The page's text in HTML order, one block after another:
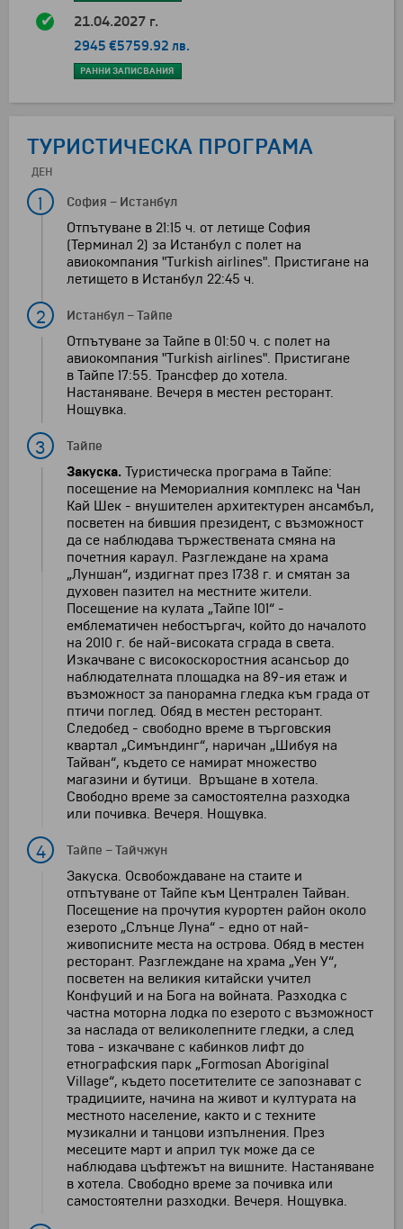
21.04.2027 г.
2945 €5759.92 лв.
РАННИ ЗАПИСВАНИЯ
ТУРИСТИЧЕСКА ПРОГРАМА
ДЕН
1 София – Истанбул
Отпътуване в 21:15 ч. от летище София
(Терминал 2) за Истанбул с полет на
авиокомпания "Тurkish airlines". Пристигане на
летището в Истанбул 22:45 ч.
2 Истанбул –Тайпе
Отпътуване за Тайпе в 01:50 ч. с полет на
авиокомпания "Тurkish airlines". Пристигане
в Тайпе 17:55. Трансфер до хотела.
Настаняване. Вечеря в местен ресторант.
Нощувка.
3 Тайпе
Закуска. Туристическа програма в Тайпе:
посещение на Мемориалния комплекс на Чан
Кай Шек - внушителен архитектурен ансамбъл,
посветен на бившия президент, с възможност
да се наблюдава тържествената смяна на
почетния караул. Разглеждане на храма
„Луншан“, издигнат през 1738 г. и смятан за
духовен пазител на местните жители.
Посещение на кулата „Тайпе 101“ -
емблематичен небостъргач, който до началото
на 2010 г. бе най-високата сграда в света.
Изкачване с високоскоростния асансьор до
наблюдателната площадка на 89-ия етаж и
възможност за панорамна гледка към града от
птичи поглед. Обяд в местен ресторант.
Следобед - свободно време в търговския
квартал „Симъндинг“, наричан „Шибуя на
Тайван“, където се намират множество
магазини и бутици. Връщане в хотела.
Свободно време за самостоятелна разходка
или почивка. Вечеря. Нощувка.
4 Тайпе –Тайчжун
Закуска. Освобождаване на стаите и
отпътуване от Тайпе към Централен Тайван.
Посещение на прочутия курортен район около
езерото „Слънце Луна“ - едно от най-
живописните места на острова. Обяд в местен
ресторант. Разглеждане на храма „Уен У“,
посветен на великия китайски учител
Конфуций и на Бога на войната. Разходка с
частна моторна лодка по езерото с възможност
за наслада от великолепните гледки, а след
това - изкачване с кабинков лифт до
етнографския парк „Formosan Aboriginal
Village“, където посетителите се запознават с
традициите, начина на живот и културата на
местното население, както и с техните
музикални и танцови изпълнения. През
месеците март и април тук може да се
наблюдава цъфтежът на вишните. Настаняване
в хотела. Свободно време за почивка или
самостоятелни разходки. Вечеря. Нощувка.